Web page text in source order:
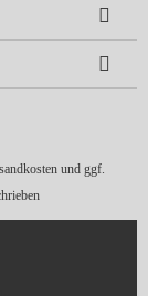
und ggf.